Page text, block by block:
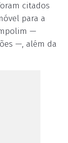
citados
para a
—
—, além da